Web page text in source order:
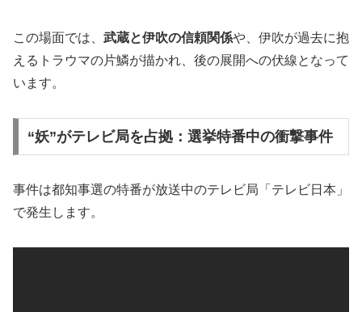
この場面では、 武蔵と伊吹の信頼関係や、伊吹が過去に抱
えるトラウマの片鱗が描かれ、後の展開への伏線となって
います。
“妖”がテレビ局を占拠：選挙特番中の衝撃事件
事件は都知事選の特番が放送中のテレビ局「テレビ日本」
で発生します。